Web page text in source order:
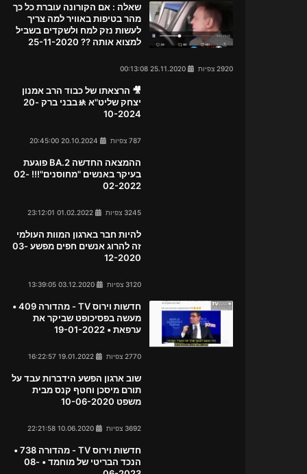
שאלה : אם הקורונה עוברת כל כך
מהר בטיפות באוויר למה צריך
לעשות נזק למח ולשקדים בשביל
למצוא אותה ?? 25-11-2020
2920 צפיות
🎥 הרצאתו של כבוד הרב אמנון
יצחק שליט"א 🚸בבני ברק 20-
10-2024
787 צפיות
ההמצאה החדשה BA.2 פוגעת
בעיקר באנשים "מחוסנים"!!! 02-
02-2022
3245 צפיות
להיות חבר בארגון המוות העולמי
זה להרוג אנשים חפים מפשע 03-
12-2020
3120 צפיות
חדשות וירוס TV - מהדורה 409 •
מעשה בפסיכופט שביקר את
ערפאת • 19-01-2022
2770 צפיות
שוב ארגון הפשע הידברות עבד על
תורם מיסכן וחטף קנס מבית
משפט 10-06-2020
3692 צפיות
חדשות וירוס TV - מהדורה 738 •
הנכד הבריטי של מוחמד • 08-